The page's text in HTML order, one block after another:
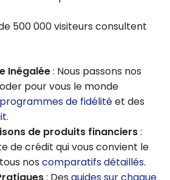
500 000 visiteurs consultent
Inégalée: Nous passons nos
pour vous le monde
programmes de fidélitéet des
.
de produits financiers:
de crédit qui vous convient le
nos comparatifs détaillés.
: Des guides sur chaque